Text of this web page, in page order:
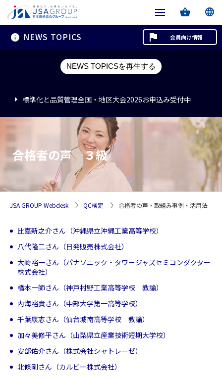
NEWS TOPICS
NEWS TOPICSを再生する
標準化と品質管理全国・地区大会2026お申込み受付中
標準化と品質管理全国・地区大会2026お申込み受付中
標準化と品質管理全国・地区大会2026お申込み受付中
会員向け情報
合格者の声 ３級
JSA GROUP Webdesk QC検定 合格者の声・取組み事例・活用法
比嘉新之介さん（沖縄県立沖縄工業高等学校）
八代隆二さん（日発販売株式会社）
大崎裕一さん（パナソニック・タワージャズセミコンダクター
株式会社）
橋本一師さん（神戸村野工業高等学校 教諭）
内海裕貴さん（中部大学第一高等学校）
千葉康志さん（仙台城南高等学校 教諭）
加々美修平さん（山梨県立産業技術短期大学校）
安部佑介さん（株式会社シャトレーゼ）
北條剛さん（カルビー株式会社）